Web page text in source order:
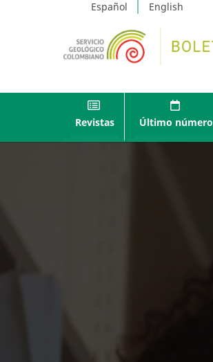
Español English
Revistas Último número